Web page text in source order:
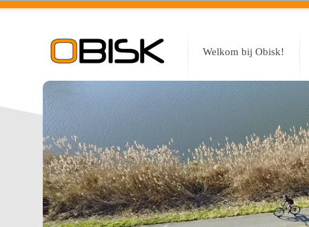
Welkom bij Obisk!